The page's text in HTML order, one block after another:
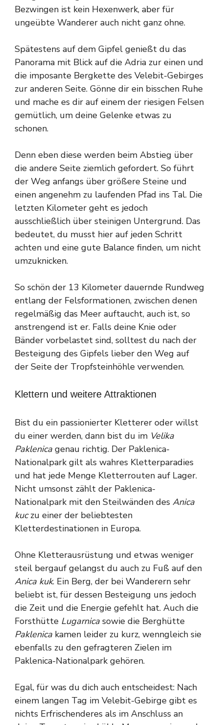
Bezwingen ist kein Hexenwerk, aber für
ungeübte Wanderer auch nicht ganz ohne.
Spätestens auf dem Gipfel genießt du das
Panorama mit Blick auf die Adria zur einen und
die imposante Bergkette des Velebit-Gebirges
zur anderen Seite. Gönne dir ein bisschen Ruhe
und mache es dir auf einem der riesigen Felsen
gemütlich, um deine Gelenke etwas zu
schonen.
Denn eben diese werden beim Abstieg über
die andere Seite ziemlich gefordert. So führt
der Weg anfangs über größere Steine und
einen angenehm zu laufenden Pfad ins Tal. Die
letzten Kilometer geht es jedoch
ausschließlich über steinigen Untergrund. Das
bedeutet, du musst hier auf jeden Schritt
achten und eine gute Balance finden, um nicht
umzuknicken.
So schön der 13 Kilometer dauernde Rundweg
entlang der Felsformationen, zwischen denen
regelmäßig das Meer auftaucht, auch ist, so
anstrengend ist er. Falls deine Knie oder
Bänder vorbelastet sind, solltest du nach der
Besteigung des Gipfels lieber den Weg auf
der Seite der Tropfsteinhöhle verwenden.
Klettern und weitere Attraktionen
Bist du ein passionierter Kletterer oder willst
du einer werden, dann bist du im Velika
Paklenica genau richtig. Der Paklenica-
Nationalpark gilt als wahres Kletterparadies
und hat jede Menge Kletterrouten auf Lager.
Nicht umsonst zählt der Paklenica-
Nationalpark mit den Steilwänden des Anica
kuczu einer der beliebtesten
Kletterdestinationen in Europa.
Ohne Kletterausrüstung und etwas weniger
steil bergauf gelangst du auch zu Fuß auf den
Anica kuk. Ein Berg, der bei Wanderern sehr
beliebt ist, für dessen Besteigung uns jedoch
die Zeit und die Energie gefehlt hat. Auch die
Forsthütte Lugarnica sowie die Berghütte
Paklenica kamen leider zu kurz, wenngleich sie
ebenfalls zu den gefragteren Zielen im
Paklenica-Nationalpark gehören.
Egal, für was du dich auch entscheidest: Nach
einem langen Tag im Velebit-Gebirge gibt es
nichts Erfrischenderes als im Anschluss an